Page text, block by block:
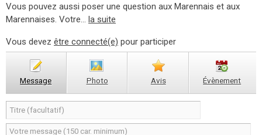
Vous pouvez aussi poser une question aux Marennais et aux
Marennaises. Votre... la suite
Vous devez être connecté(e) pour participer
Message Photo Avis Évènement